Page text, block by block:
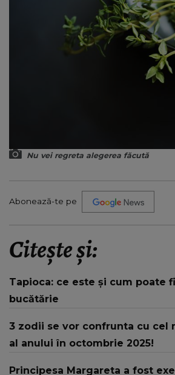
Nu vei regreta alegerea făcută
Abonează-te pe
Citește și:
Tapioca: ce este și cum poate
bucătărie
3 zodii se vor confrunta cu cel
al anului în octombrie 2025!
Principesa Margareta a fost